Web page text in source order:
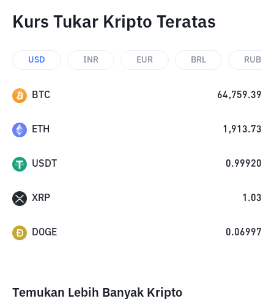
Kurs Tukar Kripto Teratas
USD INR EUR BRL RUB
BTC 64,759.39
ETH 1,913.73
USDT 0.99920
XRP 1.03
DOGE 0.06997
Temukan Lebih Banyak Kripto